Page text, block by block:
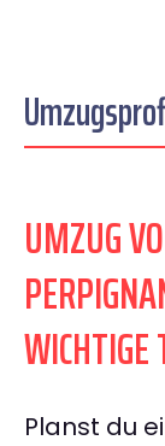
UMZUG
Planst du